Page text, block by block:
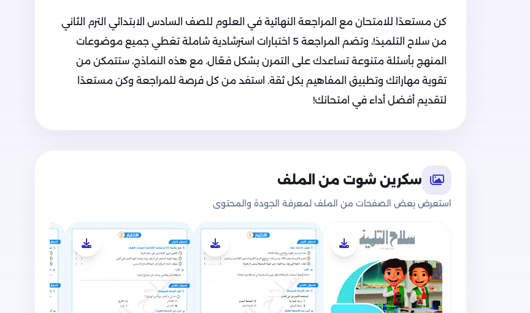
كن مستعدًا للامتحان مع المراجعة النهائية في العلوم للصف السادس الابتدائي الترم الثاني
من سلاح التلميذ!، وتضم المراجعة 5 اختبارات استرشادية شاملة تغطي جميع موضوعات
المنهج بأسئلة متنوعة تساعدك على التمرن بشكل فعّال. مع هذه النماذج، ستتمكن من
تقوية مهاراتك وتطبيق المفاهيم بكل ثقة. استفد من كل فرصة للمراجعة وكن مستعدًا
لتقديم أفضل أداء في امتحانك!
سكرين شوت من الملف
استعرض بعض الصفحات من الملف لمعرفة الجودة والمحتوى